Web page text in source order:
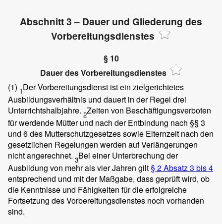
Abschnitt 3 – Dauer und Gliederung des
Vorbereitungsdienstes
§ 10
Dauer des Vorbereitungsdienstes
(1) 1Der Vorbereitungsdienst ist ein zielgerichtetes
Ausbildungsverhältnis und dauert in der Regel drei
Unterrichtshalbjahre. 2Zeiten von Beschäftigungsverboten
für werdende Mütter und nach der Entbindung nach §§ 3
und 6 des Mutterschutzgesetzes sowie Elternzeit nach den
gesetzlichen Regelungen werden auf Verlängerungen
nicht angerechnet. 3Bei einer Unterbrechung der
Ausbildung von mehr als vier Jahren gilt§ 2 Absatz 3 bis 4
entsprechend und mit der Maßgabe, dass geprüft wird, ob
die Kenntnisse und Fähigkeiten für die erfolgreiche
Fortsetzung des Vorbereitungsdienstes noch vorhanden
sind.